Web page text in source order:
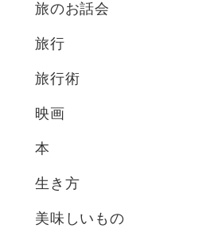
旅のお話会
旅行
旅行術
映画
本
生き方
美味しいもの